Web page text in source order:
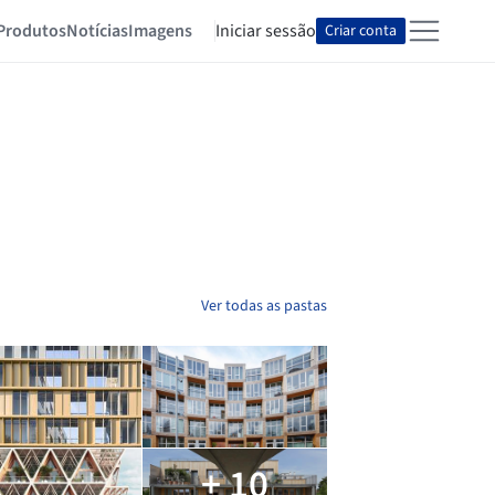
NotíciasImagens Iniciar sessão Criar conta
Ver todas as pastas